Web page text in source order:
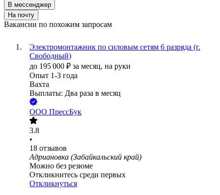
В мессенджер
На почту
Вакансии по похожим запросам
Электромонтажник по силовым сетям 6 разряда (г.
Свободный)
до 195 000 ₽ за месяц, на руки
Опыт 1-3 года
Вахта
Выплаты: Два раза в месяц
ООО ПрессБук
3.8
•
18 отзывов
Адриановка (Забайкальский край)
Можно без резюме
Откликнитесь среди первых
Откликнуться